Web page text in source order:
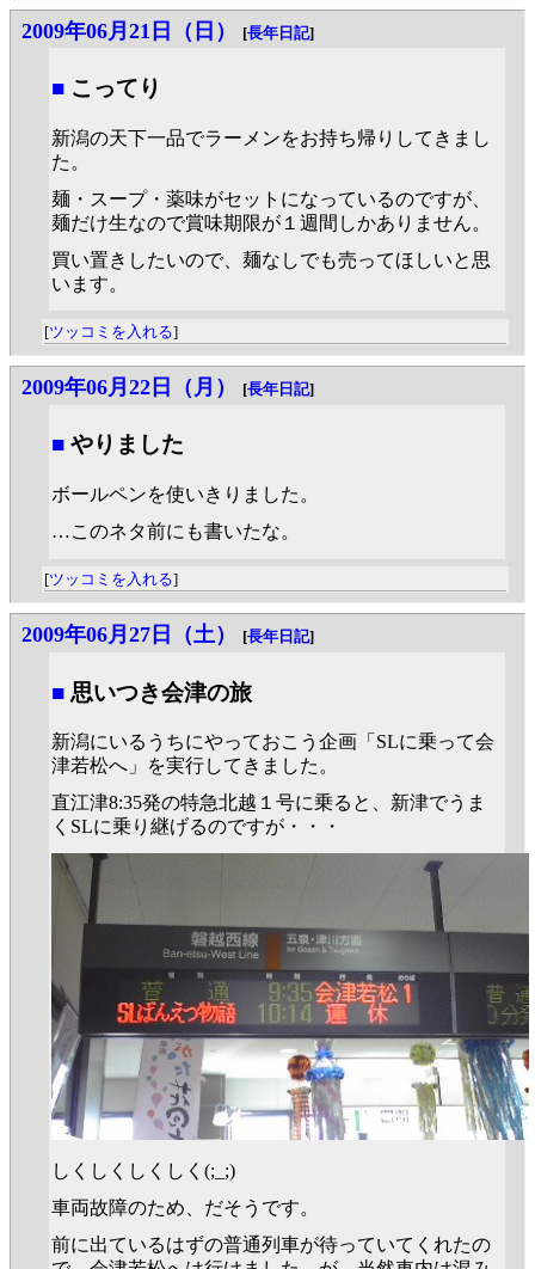
2009年06月21日（日） [長年日記]
■ こってり
新潟の天下一品でラーメンをお持ち帰りしてきまし
た。
麺・スープ・薬味がセットになっているのですが、
麺だけ生なので賞味期限が１週間しかありません。
買い置きしたいので、麺なしでも売ってほしいと思
います。
[ツッコミを入れる]
2009年06月22日（月） [長年日記]
■ やりました
ボールペンを使いきりました。
…このネタ前にも書いたな。
[ツッコミを入れる]
2009年06月27日（土） [長年日記]
■ 思いつき会津の旅
新潟にいるうちにやっておこう企画「SLに乗って会
津若松へ」を実行してきました。
直江津8:35発の特急北越１号に乗ると、新津でうま
くSLに乗り継げるのですが・・・
しくしくしくしく(;_;)
車両故障のため、だそうです。
前に出ているはずの普通列車が待っていてくれたの